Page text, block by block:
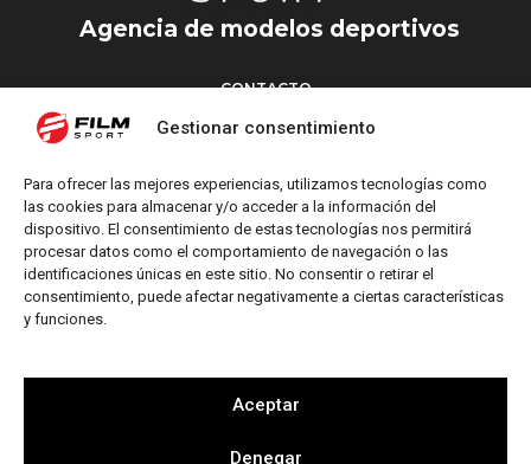
Gestionar consentimiento
Para ofrecer las mejores experiencias, utilizamos tecnologías como
las cookies para almacenar y/o acceder a la información del
dispositivo. El consentimiento de estas tecnologías nos permitirá
procesar datos como el comportamiento de navegación o las
identificaciones únicas en este sitio. No consentir o retirar el
consentimiento, puede afectar negativamente a ciertas características
y funciones.
Aceptar
Denegar
Agencia de modelos deportivos
CONTACTO
Torrent d’en Vidalet, 51 baixos
M: info@filmsport.es
Aviso Legal
Política de Privacidad